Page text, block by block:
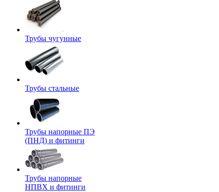
Трубы чугунные
Трубы стальные
Трубы напорные ПЭ
(ПНД) и фитинги
Трубы напорные
НПВХ и фитинги